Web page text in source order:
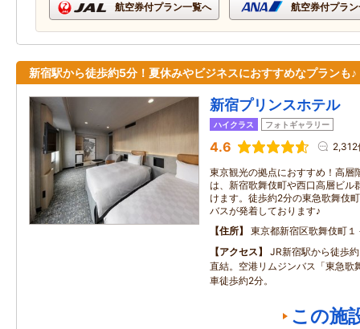
航空券付プラン一覧へ 航空券付プラ
新宿駅から徒歩約5分！夏休みやビジネスにおすすめなプランも♪
新宿プリンスホテル
ハイクラス フォトギャラリー
4.6 2,312
東京観光の拠点におすすめ！高層
は、新宿歌舞伎町や西口高層ビル
けます。徒歩約2分の東急歌舞伎
バスが発着しております♪
住所
東京都新宿区歌舞伎町１
アクセス
JR新宿駅から徒歩
直結。空港リムジンバス「東急歌
車徒歩約2分。
この施